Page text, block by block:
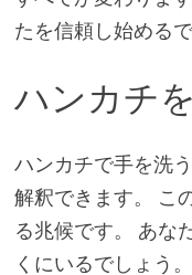
たを信頼し始めるで
ハンカチ
ハンカチで手を洗
解釈できます。 こ
る兆候です。 あな
くにいるでしょう。